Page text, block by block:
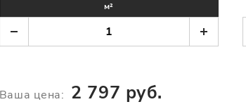
м²
Ваша цена: 2 797 руб.